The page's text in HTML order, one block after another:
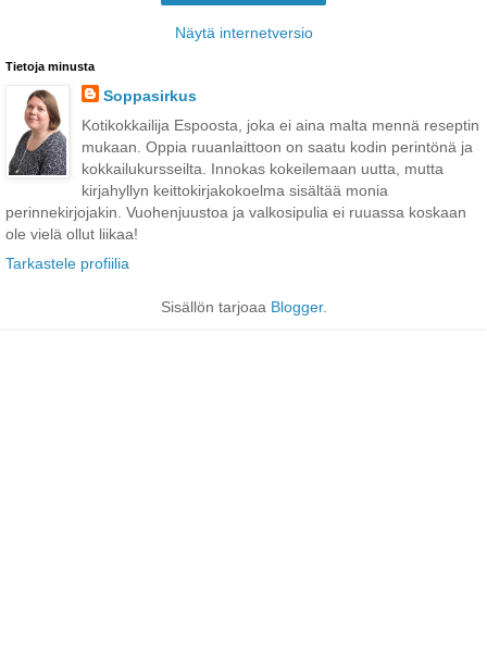
Näytä internetversio
Tietoja minusta
Soppasirkus
Kotikokkailija Espoosta, joka ei aina malta mennä reseptin
mukaan. Oppia ruuanlaittoon on saatu kodin perintönä ja
kokkailukursseilta. Innokas kokeilemaan uutta, mutta
kirjahyllyn keittokirjakokoelma sisältää monia
perinnekirjojakin. Vuohenjuustoa ja valkosipulia ei ruuassa koskaan
ole vielä ollut liikaa!
Tarkastele profiilia
Sisällön tarjoaa Blogger.